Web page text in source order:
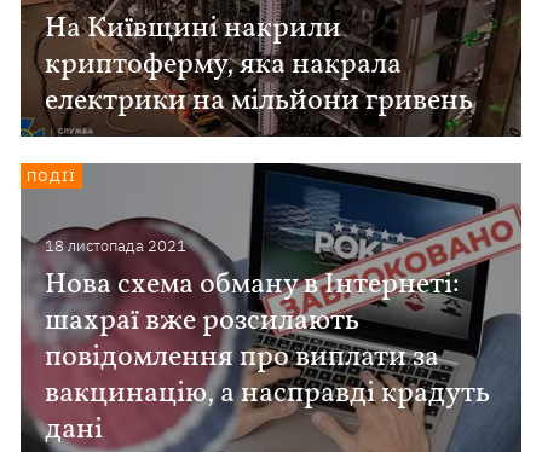
На Київщині накрили
криптоферму, яка накрала
електрики на мільйони гривень
18 листопада 2021
Нова схема обману в Інтернеті:
шахраї вже розсилають
повідомлення про виплати за
вакцинацію, а насправді крадуть
дані
ПОДІЇ